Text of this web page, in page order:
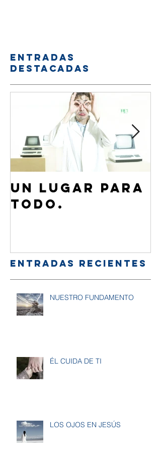
Entradas
destacadas
Un lugar para
todo.
Entradas recientes
NUESTRO FUNDAMENTO
ÉL CUIDA DE TI
LOS OJOS EN JESÚS